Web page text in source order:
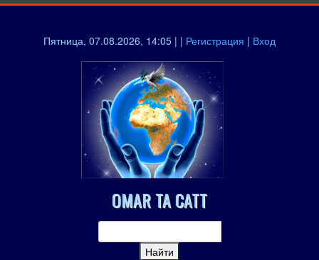
Пятница, 07.08.2026, 14:05 | | Регистрация | Вход
OMAR TA CATT